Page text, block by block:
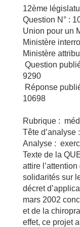
12ème
Question N° :
Union pour un
Ministère
Ministère
Question
9290
Réponse
10698
Rubrique :
Tête
Analyse :
Texte de la
attire
solidarités sur
décret
mars 2002
et de la
effet, ce projet